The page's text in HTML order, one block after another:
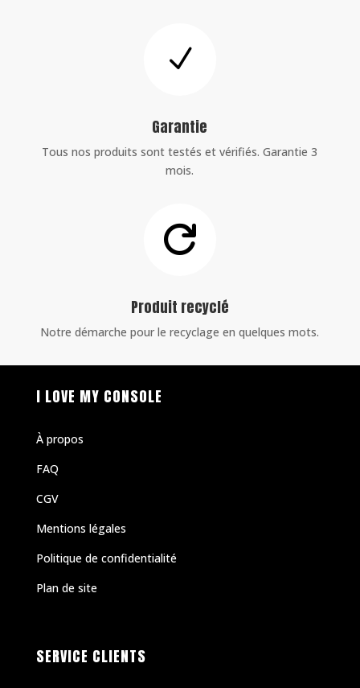
N
Garantie
Tous nos produits sont testés et vérifiés. Garantie 3
mois.

Produit recyclé
Notre démarche pour le recyclage en quelques mots.
I LOVE MY CONSOLE
À propos
FAQ
CGV
Mentions légales
Politique de confidentialité
Plan de site
SERVICE CLIENTS